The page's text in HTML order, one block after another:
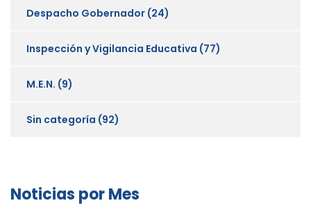
Despacho Gobernador (24)
Inspección y Vigilancia Educativa (77)
M.E.N. (9)
Sin categoría (92)
Noticias por Mes